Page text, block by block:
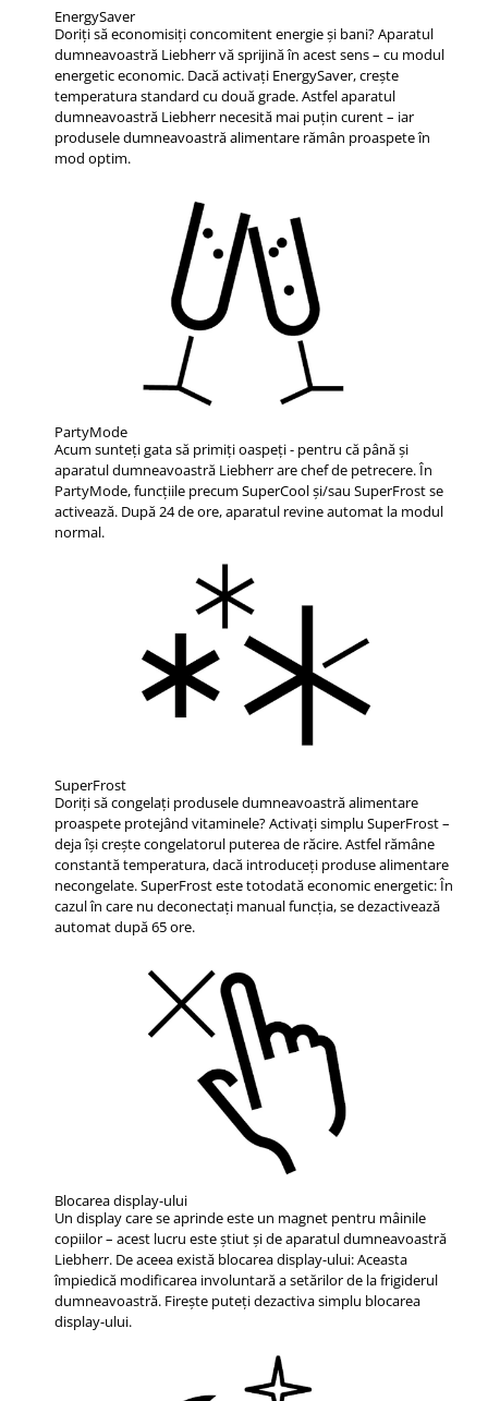
EnergySaver
Doriţi să economisiţi concomitent energie şi bani? Aparatul
dumneavoastră Liebherr vă sprijină în acest sens – cu modul
energetic economic. Dacă activaţi EnergySaver, creşte
temperatura standard cu două grade. Astfel aparatul
dumneavoastră Liebherr necesită mai puţin curent – iar
produsele dumneavoastră alimentare rămân proaspete în
mod optim.
PartyMode
Acum sunteți gata să primiți oaspeți - pentru că până și
aparatul dumneavoastră Liebherr are chef de petrecere. În
PartyMode, funcțiile precum SuperCool și/sau SuperFrost se
activează. După 24 de ore, aparatul revine automat la modul
normal.
SuperFrost
Doriţi să congelaţi produsele dumneavoastră alimentare
proaspete protejând vitaminele? Activaţi simplu SuperFrost –
deja îşi creşte congelatorul puterea de răcire. Astfel rămâne
constantă temperatura, dacă introduceţi produse alimentare
necongelate. SuperFrost este totodată economic energetic: În
cazul în care nu deconectaţi manual funcţia, se dezactivează
automat după 65 ore.
Blocarea display-ului
Un display care se aprinde este un magnet pentru mâinile
copiilor – acest lucru este ştiut şi de aparatul dumneavoastră
Liebherr. De aceea există blocarea display-ului: Aceasta
împiedică modificarea involuntară a setărilor de la frigiderul
dumneavoastră. Fireşte puteţi dezactiva simplu blocarea
display-ului.